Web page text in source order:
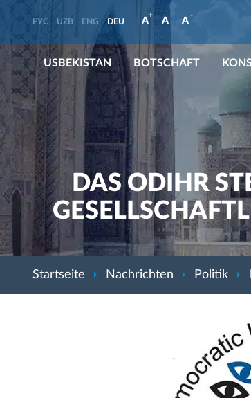
РУС UZB ENG DEU A
+
A A
-
USBEKISTAN BOTSCHAFT
DAS ODIHR
Startseite Nachrichten Politik